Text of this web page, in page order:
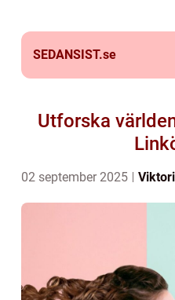
SEDANSIST.se
Utforska
02 september 2025